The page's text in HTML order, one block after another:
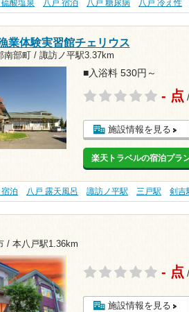
硫酸塩泉 八戸 宿泊 八戸 糖尿病 八戸 冷え性
業体験実習館チェリウス
南部町 / 諏訪ノ平駅3.37km
■入浴料 530円～
- 点
施設情報を見る
楽天トラベルの宿泊プラ
泊 八戸 露天風呂 諏訪ノ平駅 三戸駅 剣吉
/ 本八戸駅1.36km
- 点
施設情報を見る